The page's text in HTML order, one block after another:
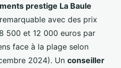
prestige La Baule
avec des prix
500 et 12 000 euros par
face à la plage selon
2024). Un conseiller